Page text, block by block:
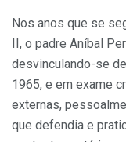
Nos anos que se
II, o padre Aníbal
desvinculando-se
1965, e em exame
externas,
que defendia e